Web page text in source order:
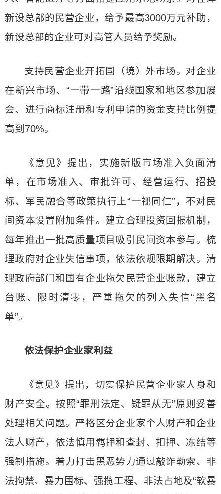
新设总部的民营企业，给予最高3000万元补助，
新设总部的企业可对高管人员给予奖励。
支持民营企业开拓国（境）外市场。对企业
在新兴市场、“一带一路”沿线国家和地区参加展
会、进行商标注册和专利申请的资金支持比例提
高到70%。
《意见》提出，实施新版市场准入负面清
单，在市场准入、审批许可、经营运行、招投
标、军民融合等政策执行上“一视同仁”，不对民
间资本设置附加条件。建立合理投资回报机制，
每年推出一批高质量项目吸引民间资本参与。梳
理政府对企业失信事项，依法依规限期解决。清
理政府部门和国有企业拖欠民营企业账款，建立
台账、限时清零，严重拖欠的列入失信“黑名
单”。
依法保护企业家利益
《意见》提出，切实保护民营企业家人身和
财产安全。按照“罪刑法定、疑罪从无”原则妥善
处理相关问题。严格区分企业家个人财产和企业
法人财产，依法慎用羁押和查封、扣押、冻结等
强制措施。着力打击黑恶势力通过敲诈勒索、非
法拘禁、暴力围标、强揽工程、非法占地及“软暴